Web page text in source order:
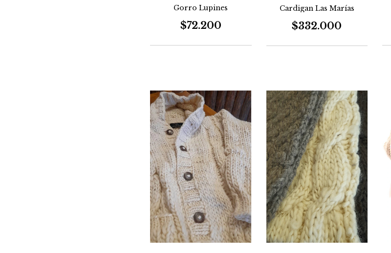
Gorro Lupines
$72.200
Cardigan Las Marías
$332.000